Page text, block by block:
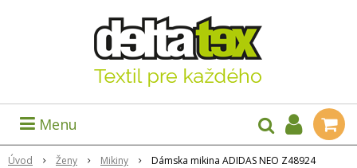
Menu
Úvod Ženy Mikiny Dámska mikina ADIDAS NEO Z48924